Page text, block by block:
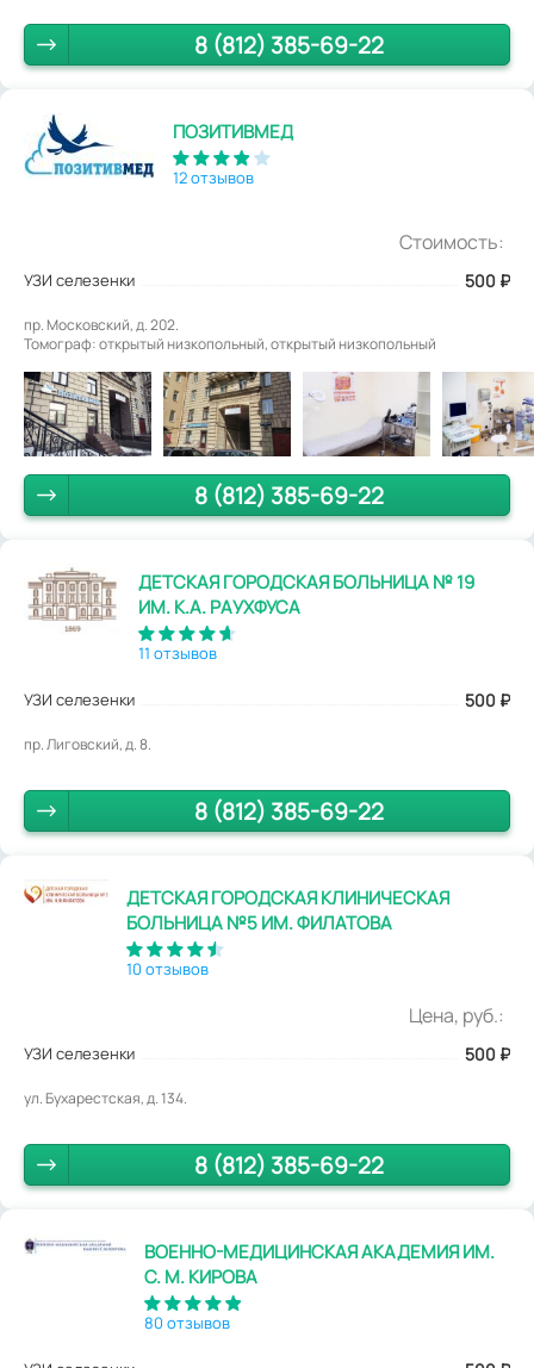
8 (812) 385-69-22
ПОЗИТИВМЕД
12 отзывов
Стоимость:
УЗИ селезенки 500 ₽
пр. Московский, д. 202.
Томограф: открытый низкопольный, открытый низкопольный
8 (812) 385-69-22
ДЕТСКАЯ ГОРОДСКАЯ БОЛЬНИЦА № 19
ИМ. К.А. РАУХФУСА
11 отзывов
УЗИ селезенки 500 ₽
пр. Лиговский, д. 8.
8 (812) 385-69-22
ДЕТСКАЯ ГОРОДСКАЯ КЛИНИЧЕСКАЯ
БОЛЬНИЦА №5 ИМ. ФИЛАТОВА
10 отзывов
Цена, руб.:
УЗИ селезенки 500 ₽
ул. Бухарестская, д. 134.
8 (812) 385-69-22
ВОЕННО-МЕДИЦИНСКАЯ АКАДЕМИЯ ИМ.
С. М. КИРОВА
80 отзывов